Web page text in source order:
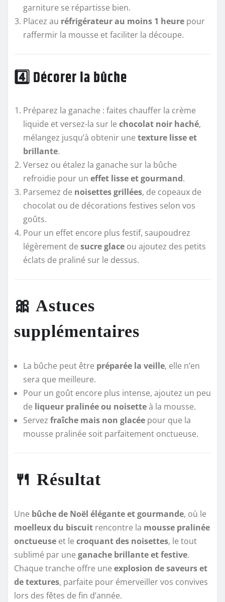
garniture se répartisse bien.
Placez au réfrigérateur au moins 1 heure pour
raffermir la mousse et faciliter la découpe.
4️⃣ Décorer la bûche
Préparez la ganache : faites chauffer la crème
liquide et versez-la sur le chocolat noir haché,
mélangez jusqu’à obtenir une texture lisse et
brillante.
Versez ou étalez la ganache sur la bûche
refroidie pour un effet lisse et gourmand.
Parsemez de noisettes grillées, de copeaux de
chocolat ou de décorations festives selon vos
goûts.
Pour un effet encore plus festif, saupoudrez
légèrement de sucre glace ou ajoutez des petits
éclats de praliné sur le dessus.
🎀 Astuces
supplémentaires
La bûche peut être préparée la veille, elle n’en
sera que meilleure.
Pour un goût encore plus intense, ajoutez un peu
de liqueur pralinée ou noisetteà la mousse.
Servez fraîche mais non glacée pour que la
mousse pralinée soit parfaitement onctueuse.
🍴 Résultat
Une bûche de Noël élégante et gourmande, où le
moelleux du biscuit rencontre la mousse pralinée
onctueuse et le croquant des noisettes, le tout
sublimé par une ganache brillante et festive.
Chaque tranche offre une explosion de saveurs et
de textures, parfaite pour émerveiller vos convives
lors des fêtes de fin d’année.